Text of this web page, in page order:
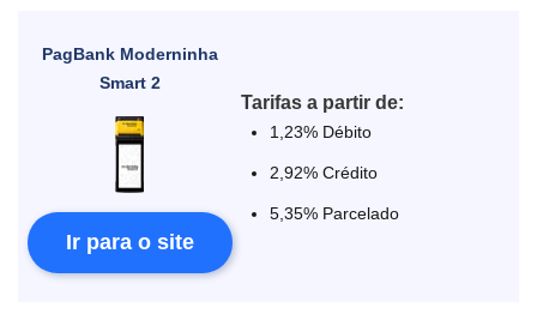
PagBank Moderninha
Smart 2
Ir para o site
Tarifas a partir de:
1,23% Débito
2,92% Crédito
5,35% Parcelado